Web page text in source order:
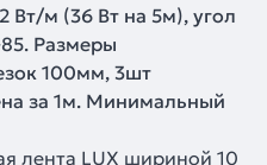
Вт/м (36 Вт на 5м), угол
Размеры
100мм, 3шт
за 1м. Минимальный
лента LUX шириной 10